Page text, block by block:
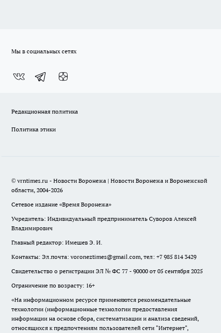
Мы в социальных сетях
Редакционная политика
Политика этики
© vrntimes.ru - Новости Воронежа | Новости Воронежа и Воронежской
области, 2004-2026
Сетевое издание «Время Воронежа»
Учредитель: Индивидуальный предприниматель Суворов Алексей
Владимирович
Главный редактор: Имешев Э. И.
Контакты: Эл.почта: voroneztimes@gmail.com, тел: +7 985 814 3429
Свидетельство о регистрации ЭЛ № ФС 77 - 90000 от 05 сентября 2025
Ограничение по возрасту: 16+
«На информационном ресурсе применяются рекомендательные
технологии (информационные технологии предоставления
информации на основе сбора, систематизации и анализа сведений,
относящихся к предпочтениям пользователей сети "Интернет",